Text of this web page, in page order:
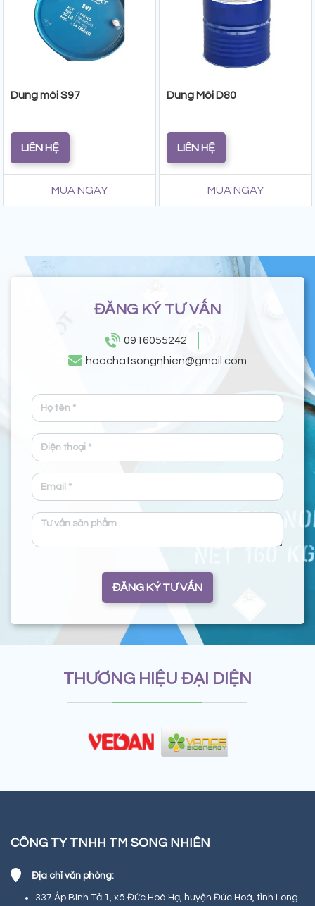
Dung môi S97
LIÊN HỆ
MUA NGAY
Dung Môi D80
LIÊN HỆ
MUA NGAY
ĐĂNG KÝ TƯ VẤN
0916055242
hoachatsongnhien@gmail.com
ĐĂNG KÝ TƯ VẤN
THƯƠNG HIỆU ĐẠI DIỆN
CÔNG TY TNHH TM SONG NHIÊN
Địa chỉ văn phòng:
337 Ấp Bình Tả 1, xã Đức Hoà Hạ, huyện Đức Hoà, tỉnh Long